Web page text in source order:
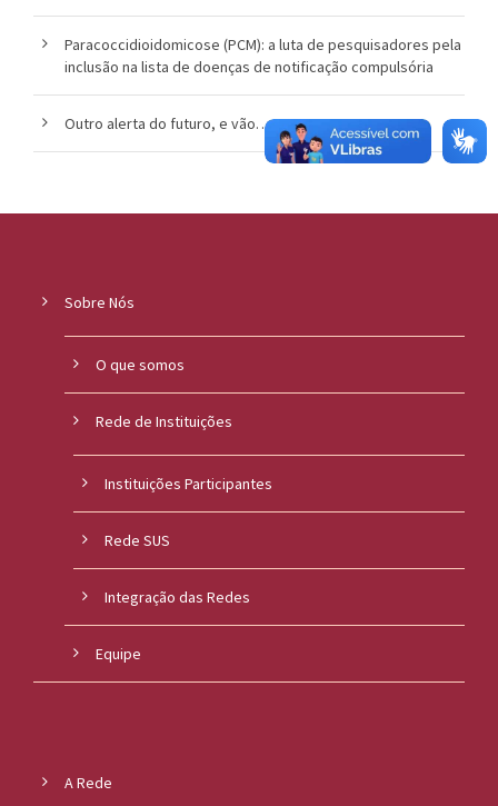
Paracoccidioidomicose (PCM): a luta de pesquisadores pela
inclusão na lista de doenças de notificação compulsória
Outro alerta do futuro, e vão…
Sobre Nós
O que somos
Rede de Instituições
Instituições Participantes
Rede SUS
Integração das Redes
Equipe
A Rede